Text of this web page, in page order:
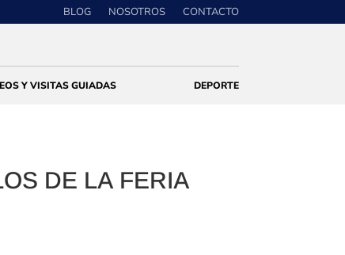
BLOG NOSOTROS CONTACTO
Y VISITAS GUIADAS DEPORTE
DE LA FERIA